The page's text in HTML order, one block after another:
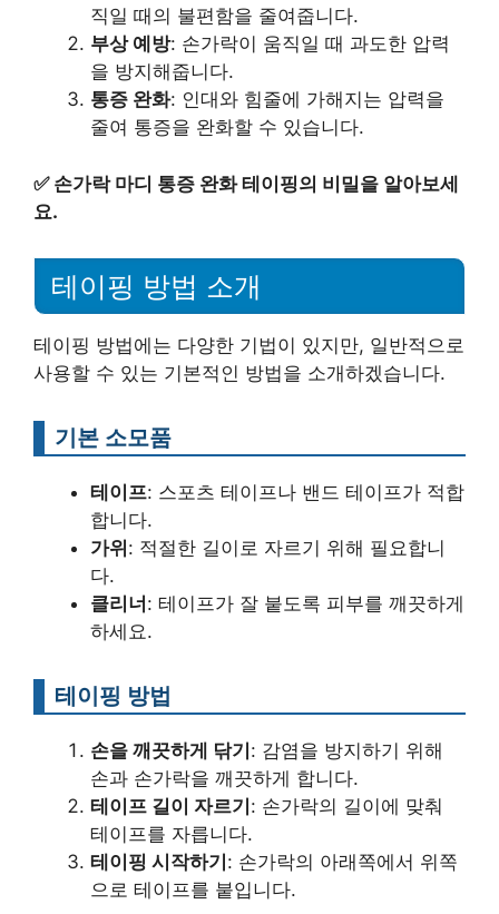
직일 때의 불편함을 줄여줍니다.
부상 예방: 손가락이 움직일 때 과도한 압력
을 방지해줍니다.
통증 완화: 인대와 힘줄에 가해지는 압력을
줄여 통증을 완화할 수 있습니다.
✅ 손가락 마디 통증 완화 테이핑의 비밀을 알아보세
요.
테이핑 방법 소개
테이핑 방법에는 다양한 기법이 있지만, 일반적으로
사용할 수 있는 기본적인 방법을 소개하겠습니다.
기본 소모품
테이프: 스포츠 테이프나 밴드 테이프가 적합
합니다.
가위 : 적절한 길이로 자르기 위해 필요합니
다.
클리너 : 테이프가 잘 붙도록 피부를 깨끗하게
하세요.
테이핑 방법
손을 깨끗하게 닦기 : 감염을 방지하기 위해
손과 손가락을 깨끗하게 합니다.
테이프 길이 자르기 : 손가락의 길이에 맞춰
테이프를 자릅니다.
테이핑 시작하기 : 손가락의 아래쪽에서 위쪽
으로 테이프를 붙입니다.